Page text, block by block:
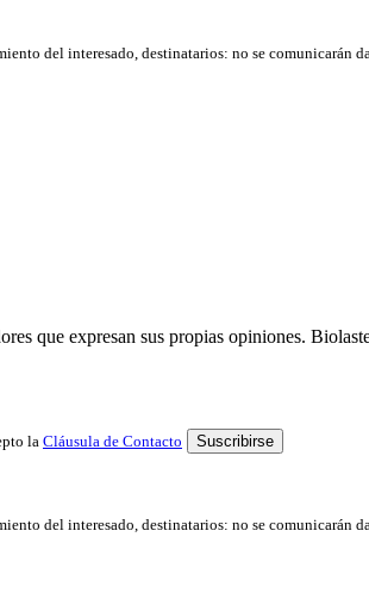
del interesado, destinatarios: no se comunicarán
que expresan sus propias opiniones.
la Cláusula de Contacto
del interesado, destinatarios: no se comunicarán